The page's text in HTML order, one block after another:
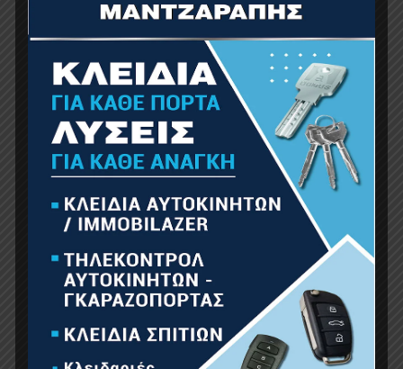
Τιράντες Torino, M/50
24.00€